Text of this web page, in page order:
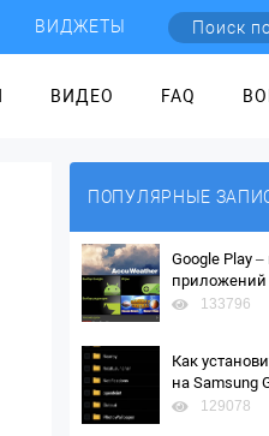
ВИДЖЕТЫ
ВИДЕО FAQ
ПОПУЛЯРНЫЕ
Google Play
приложений
133796
Как
на Samsung
129078